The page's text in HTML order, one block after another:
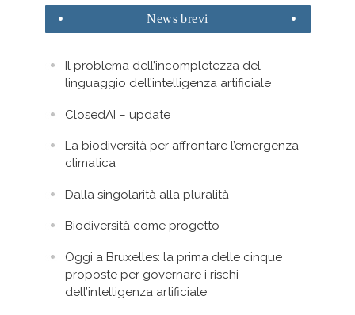
News brevi
Il problema dell’incompletezza del
linguaggio dell’intelligenza artificiale
ClosedAI – update
La biodiversità per affrontare l’emergenza
climatica
Dalla singolarità alla pluralità
Biodiversità come progetto
Oggi a Bruxelles: la prima delle cinque
proposte per governare i rischi
dell’intelligenza artificiale